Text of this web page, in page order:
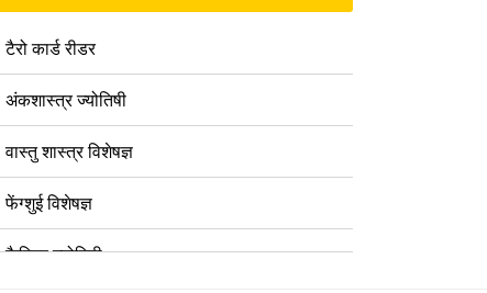
टैरो कार्ड रीडर
अंकशास्त्र ज्योतिषी
वास्तु शास्त्र विशेषज्ञ
फेंग्शुई विशेषज्ञ
कैरियर ज्योतिषी